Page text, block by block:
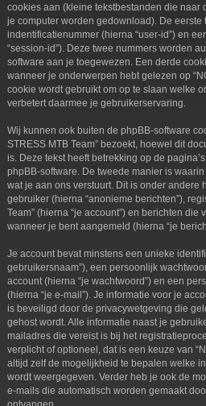
cookies aan (kleine tekstbestanden die naar
je computer worden gedownload). De eerste
indentificatienummer (hierna “user-id”) en
“session-id”). Deze twee nummers worden
software aan je toegewezen. Een derde
wanneer je onderwerpen hebt gelezen op
cookie wordt gebruikt om op te slaan welke
verbetert daarmee je gebruikerservaring.
Wij kunnen ook buiten de phpBB-software
STRESS MTB Team” bezoekt, hoewel dit
is. Deze tekst heeft betrekking op de
phpBB-software. De tweede manier is
wat je aan ons verstuurt. Dit is onder andere
gebruiker (hierna “anonieme berichten”),
Team” (hierna “je account”) en berichten
wanneer je bent aangemeld (hierna “je
Je account bevat minstens een unieke
gebruikersnaam”), een persoonlijk
account (hierna “je wachtwoord”) en een
(hierna “je e-mail”). Je informatie voor je
is beveiligd door de privacywetgeving die
gehost wordt. Alle informatie naast je
mailadres die vereist is bij het
verplicht of optioneel, dat is een keuze van
altijd zelf de mogelijkheid te bepalen welke
wordt weergegeven. Verder heb je ook de
e-mails die automatisch worden gemaakt